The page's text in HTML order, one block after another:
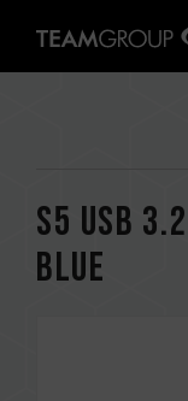
S5 USB
BLUE